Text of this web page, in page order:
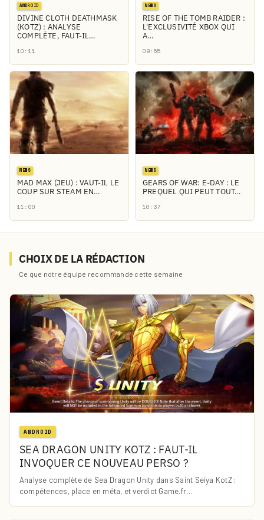
ANDROID
DIVINE CLOTH DEATHMASK
(KOTZ) : ANALYSE
COMPLÈTE, FAUT-IL…
10:11
NEWS
RISE OF THE TOMB RAIDER :
L'EXCLUSIVITÉ XBOX QUI
A…
09:55
NEWS
MAD MAX (JEU) : VAUT-IL LE
COUP SUR STEAM EN…
11:00
NEWS
GEARS OF WAR: E-DAY : LE
PREQUEL QUI PEUT TOUT…
10:37
CHOIX DE LA RÉDACTION
Ce que notre équipe recommande cette semaine
ANDROID
SEA DRAGON UNITY KOTZ : FAUT-IL
INVOQUER CE NOUVEAU PERSO ?
Analyse complète de Sea Dragon Unity dans Saint Seiya KotZ :
compétences, place en méta, et verdict Game.fr…